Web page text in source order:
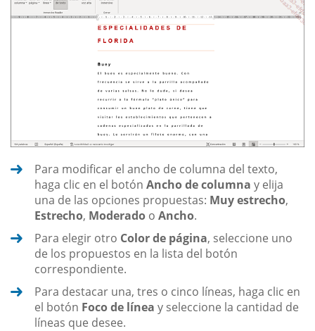
Para modificar el ancho de columna del texto,
haga clic en el botón Ancho de columna y elija
una de las opciones propuestas: Muy estrecho,
Estrecho, Moderado o Ancho.
Para elegir otro Color de página, seleccione uno
de los propuestos en la lista del botón
correspondiente.
Para destacar una, tres o cinco líneas, haga clic en
el botón Foco de línea y seleccione la cantidad de
líneas que desee.